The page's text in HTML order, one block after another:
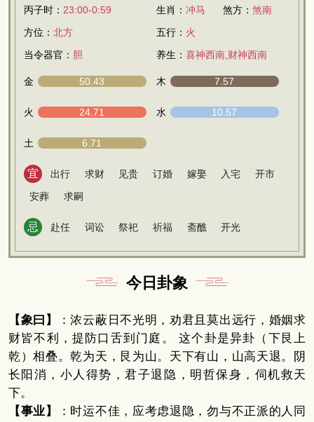
丙子时： 23:00-0:59 生肖： 冲马 煞方： 煞南
方位： 北方 五行： 火
当令器官： 胆 养生： 喜神西南,财神西南
金 50.43 木 7.57
火 24.71 水 10.57
土 6.71
宜 出行 求财 见贵 订婚 嫁娶 入宅
开市
安葬
求嗣
忌 赴任 词讼 祭祀 祈福 斋醮 开光
今日卦象
【象曰】
：浓云蔽日不光明，劝君且莫出远行，婚姻求
财皆不利，提防口舌到门庭。 这个卦是异卦（下艮上
乾）相叠。乾为天，艮为山。天下有山，山高天退。阴
长阳消，小人得势，君子退隐，明哲保身，伺机救天
下。
【事业】
：时运不佳，应考虑退隐，勿与不正派的人同